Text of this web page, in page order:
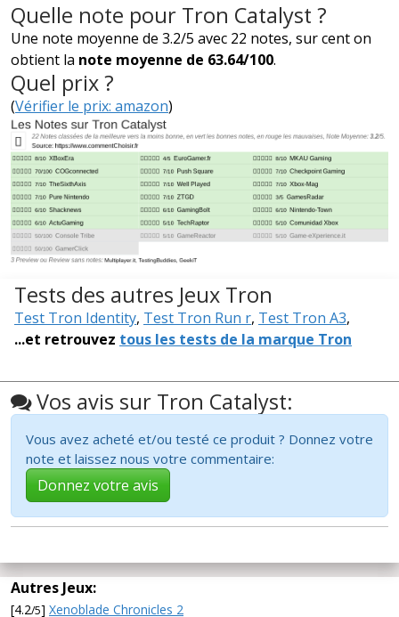
Quelle note pour Tron Catalyst ?
Une note moyenne de 3.2/5 avec 22 notes, sur cent on
obtient la note moyenne de 63.64/100.
Quel prix ?
(Vérifier le prix: amazon)
Tests des autres Jeux Tron
Test Tron Identity, Test Tron Run r, Test Tron A3,
...et retrouvez tous les tests de la marque Tron
Vos avis sur Tron Catalyst:
Vous avez acheté et/ou testé ce produit ? Donnez votre
note et laissez nous votre commentaire:
Donnez votre avis
Autres Jeux:
[4.2/5] Xenoblade Chronicles 2